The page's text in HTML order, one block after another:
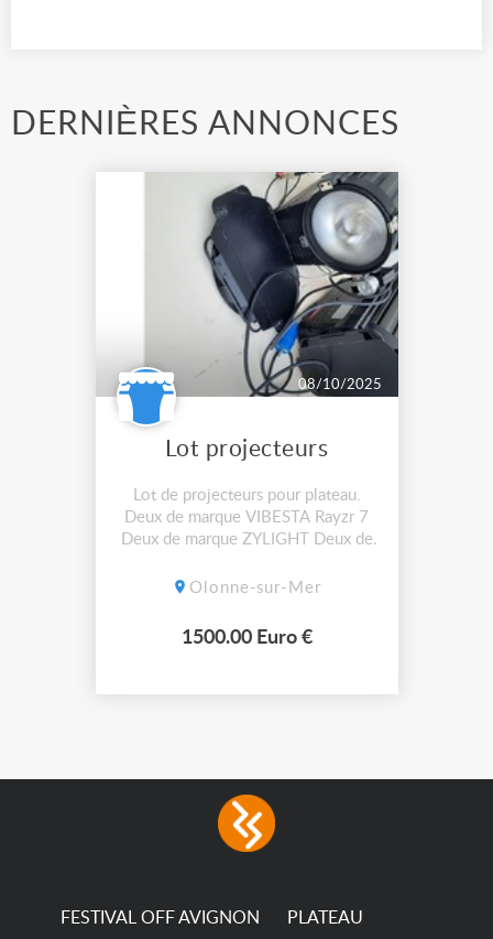
DERNIÈRES ANNONCES
08/10/2025
Lot projecteurs
Lot de projecteurs pour plateau.
Deux de marque VIBESTA Rayzr 7
Deux de marque ZYLIGHT Deux de
Olonne-sur-Mer
1500.00 Euro €
FESTIVAL OFF AVIGNON PLATEAU